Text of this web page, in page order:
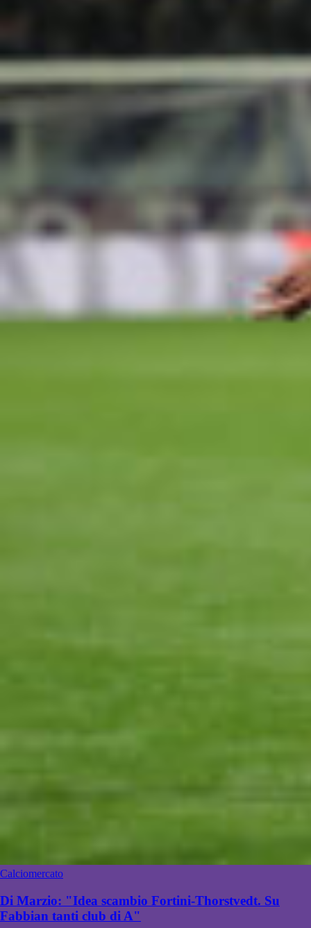
Calciomercato
Di Marzio: "Idea scambio Fortini-Thorstvedt. Su
Fabbian tanti club di A"